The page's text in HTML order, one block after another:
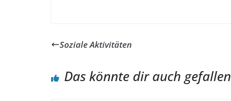
Soziale Aktivitäten
Das könnte dir auch gefallen